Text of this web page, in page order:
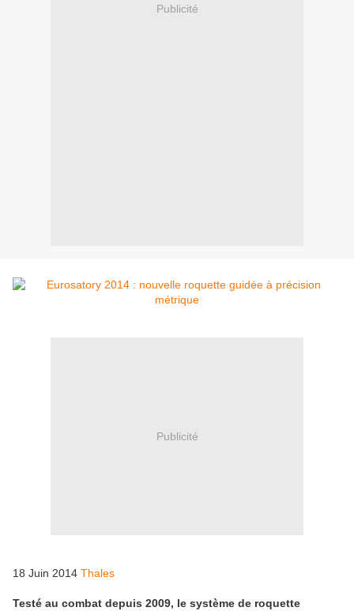
Publicité
Publicité
18 Juin 2014 Thales
Testé au combat depuis 2009, le système de roquette